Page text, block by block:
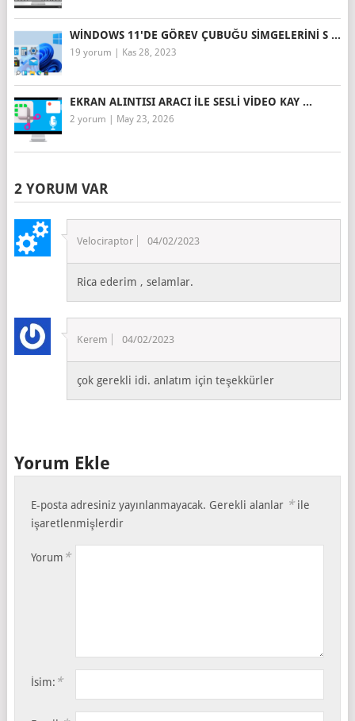
WINDOWS 11'DE GÖREV ÇUBUĞU SIMGELERINI S ...
19 yorum Kas 28, 2023
EKRAN ALINTISI ARACI ILE SESLI VIDEO KAY ...
2 yorum May 23, 2026
2 YORUM VAR
Velociraptor 04/02/2023
Rica ederim , selamlar.
Kerem 04/02/2023
çok gerekli idi. anlatım için teşekkürler
Yorum Ekle
E-posta adresiniz yayınlanmayacak. Gerekli alanlar *ile
işaretlenmişlerdir
Yorum *
İsim: *